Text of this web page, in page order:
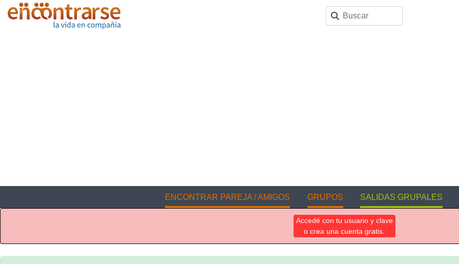
ENCONTRAR PAREJA / AMIGOS GRUPOS SALIDAS GRUPALES
Accedé con tu usuario y clave
o crea una cuenta gratis.